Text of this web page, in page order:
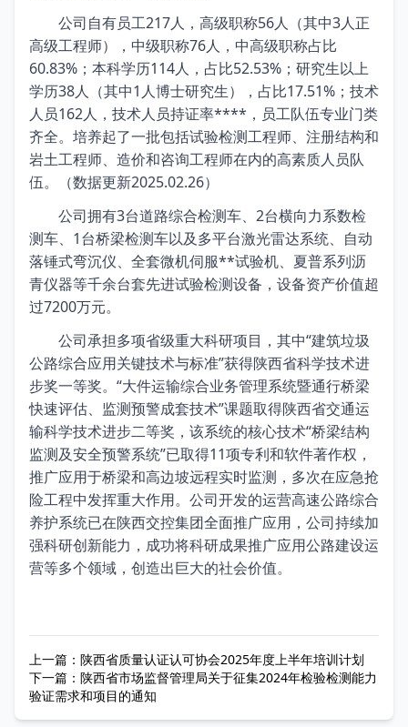
公司自有员工217人，高级职称56人（其中3人正
高级工程师），中级职称76人，中高级职称占比
60.83%；本科学历114人，占比52.53%；研究生以上
学历38人（其中1人博士研究生），占比17.51%；技术
人员162人，技术人员持证率****，员工队伍专业门类
齐全。培养起了一批包括试验检测工程师、注册结构和
岩土工程师、造价和咨询工程师在内的高素质人员队
伍。（数据更新2025.02.26）
公司拥有3台道路综合检测车、2台横向力系数检
测车、1台桥梁检测车以及多平台激光雷达系统、自动
落锤式弯沉仪、全套微机伺服**试验机、夏普系列沥
青仪器等千余台套先进试验检测设备，设备资产价值超
过7200万元。
公司承担多项省级重大科研项目，其中“建筑垃圾
公路综合应用关键技术与标准”获得陕西省科学技术进
步奖一等奖。“大件运输综合业务管理系统暨通行桥梁
快速评估、监测预警成套技术”课题取得陕西省交通运
输科学技术进步二等奖，该系统的核心技术“桥梁结构
监测及安全预警系统”已取得11项专利和软件著作权，
推广应用于桥梁和高边坡远程实时监测，多次在应急抢
险工程中发挥重大作用。公司开发的运营高速公路综合
养护系统已在陕西交控集团全面推广应用，公司持续加
强科研创新能力，成功将科研成果推广应用公路建设运
营等多个领域，创造出巨大的社会价值。
上一篇： 陕西省质量认证认可协会2025年度上半年培训计划
下一篇： 陕西省市场监督管理局关于征集2024年检验检测能力
验证需求和项目的通知